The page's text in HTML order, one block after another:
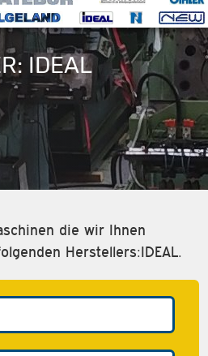
IDEAL
die wir Ihnen
Herstellers:IDEAL.